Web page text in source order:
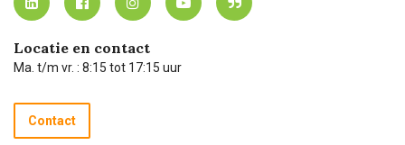
Carel Lurvink App
Hulp op afstand
Technische dienst
Recycle programma
Betalen
Carel Lurvink Blog
Carel de podcast
Locatie en contact
Ma. t/m vr. : 8:15 tot 17:15 uur
Contact